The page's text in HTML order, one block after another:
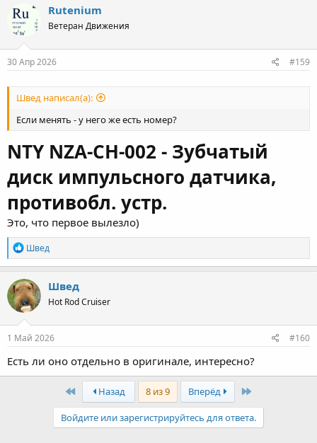
Rutenium
Ветеран Движения
30 Апр 2026 #159
Швед написал(а):
Если менять - у него же есть номер?
NTY NZA-CH-002 - Зубчатый
диск импульсного датчика,
противобл. устр.
Это, что первое вылезло)
Р
е
а
к
ц
и
и
:
Швед
Швед
Hot Rod Cruiser
1 Май 2026 #160
Есть ли оно отдельно в оригинале, интересно?
First Назад 8 из 9 Вперёд Last
Войдите или зарегистрируйтесь для ответа.